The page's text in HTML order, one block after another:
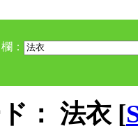
：
： 法衣 [